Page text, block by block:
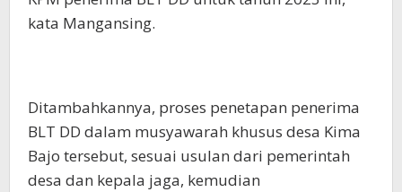
kata Mangansing.
Ditambahkannya, proses penetapan penerima
BLT DD dalam musyawarah khusus desa Kima
Bajo tersebut, sesuai usulan dari pemerintah
desa dan kepala jaga, kemudian